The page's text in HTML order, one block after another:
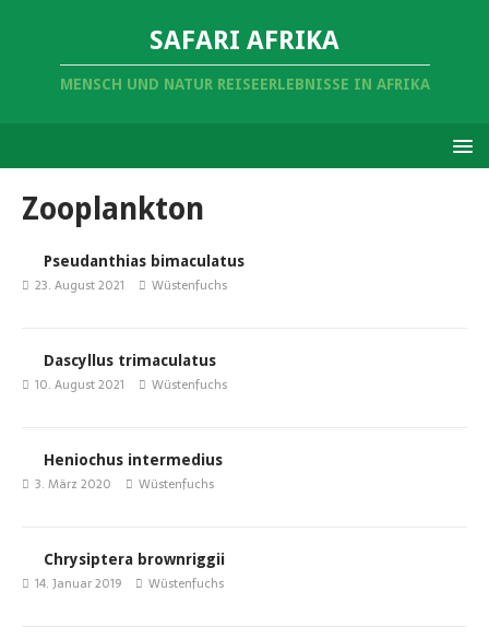
SAFARI AFRIKA
MENSCH UND NATUR REISEERLEBNISSE IN AFRIKA
Zooplankton
Pseudanthias bimaculatus
23. August 2021 Wüstenfuchs
Dascyllus trimaculatus
10. August 2021 Wüstenfuchs
Heniochus intermedius
3. März 2020 Wüstenfuchs
Chrysiptera brownriggii
14. Januar 2019 Wüstenfuchs